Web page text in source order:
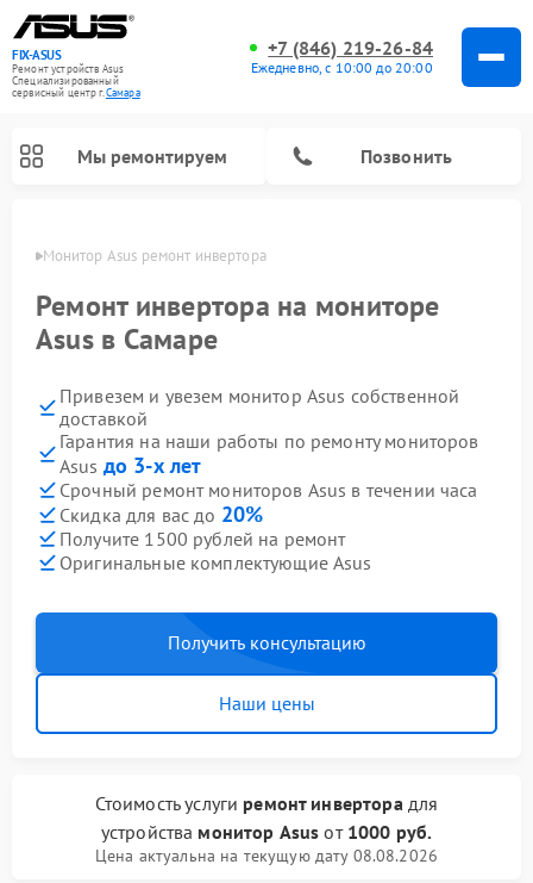
FIX-ASUS
Ремонт устройств Asus
Специализированный
cервисный центр г.Самара
+7 (846) 219-26-84
Ежедневно, с 10:00 до 20:00
Мы ремонтируем Позвонить
Монитор Asus ремонт инвертора
Ремонт инвертора на мониторе
Asus в Самаре
Привезем и увезем монитор Asus собственной
доставкой
Гарантия на наши работы по ремонту мониторов
Asus до 3-х лет
Срочный ремонт мониторов Asus в течении часа
Скидка для вас до 20%
Получите 1500 рублей на ремонт
Оригинальные комплектующие Asus
Получить консультацию
Наши цены
Стоимость услуги ремонт инверторадля
устройства монитор Asus от 1000 руб.
Цена актуальна на текущую дату 08.08.2026